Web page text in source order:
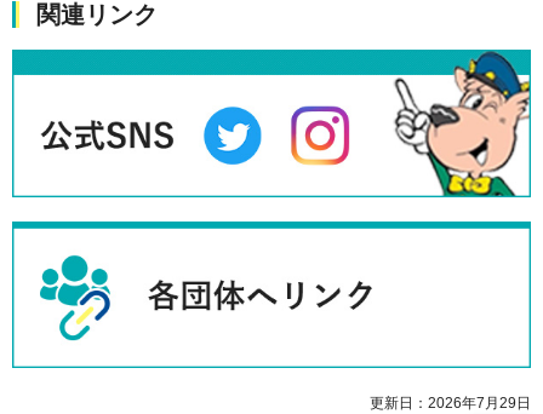
関連リンク
更新日：2026年7月29日